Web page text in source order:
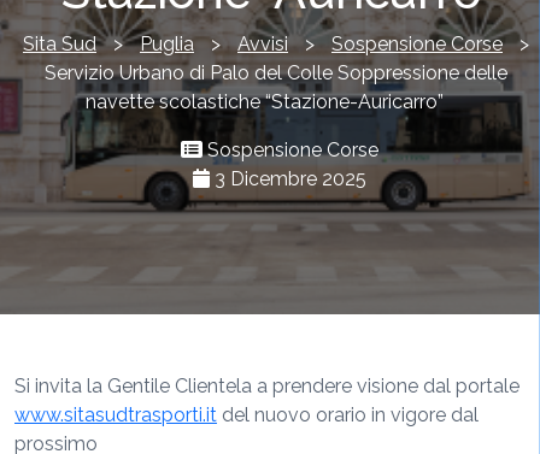
Sita Sud > Puglia > Avvisi > Sospensione Corse >
Servizio Urbano di Palo del Colle Soppressione delle
navette scolastiche “Stazione-Auricarro”
Sospensione Corse
3 Dicembre 2025
Si invita la Gentile Clientela a prendere visione dal portale
www.sitasudtrasporti.it del nuovo orario in vigore dal
prossimo